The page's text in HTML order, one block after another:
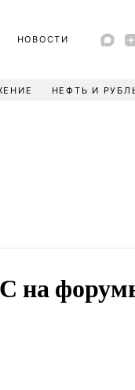
НОВОСТИ
НЕФТЬ И
на